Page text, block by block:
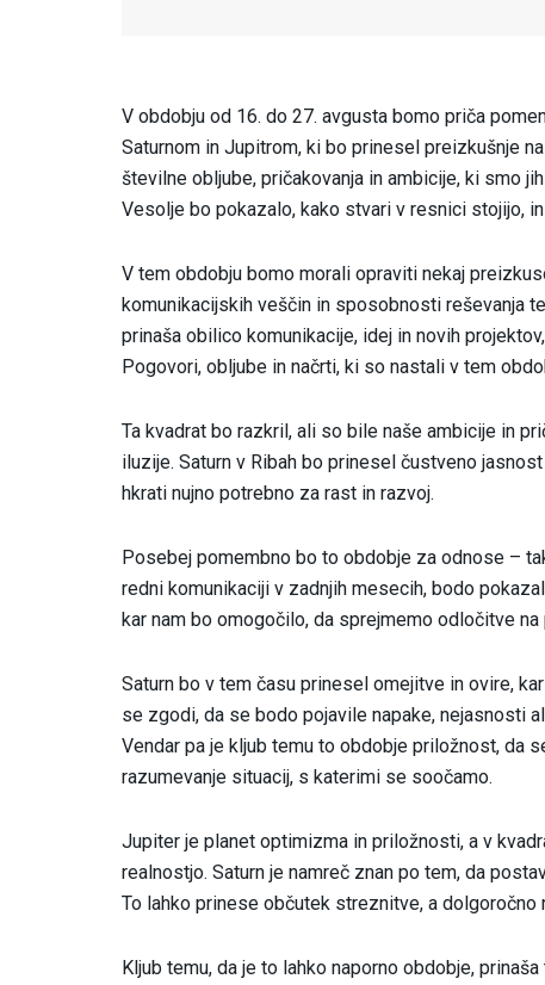
V obdobju od 16. do 27. avgusta bomo priča
Saturnom in Jupitrom, ki bo prinesel preizkušnje
številne obljube, pričakovanja in ambicije, ki smo
Vesolje bo pokazalo, kako stvari v resnici stojijo,
V tem obdobju bomo morali opraviti nekaj
komunikacijskih veščin in sposobnosti reševanja
prinaša obilico komunikacije, idej in novih
Pogovori, obljube in načrti, ki so nastali v tem
Ta kvadrat bo razkril, ali so bile naše ambicije in
iluzije. Saturn v Ribah bo prinesel čustveno
hkrati nujno potrebno za rast in razvoj.
Posebej pomembno bo to obdobje za odnose –
redni komunikaciji v zadnjih mesecih, bodo
kar nam bo omogočilo, da sprejmemo odločitve
Saturn bo v tem času prinesel omejitve in ovire,
se zgodi, da se bodo pojavile napake, nejasnosti
Vendar pa je kljub temu to obdobje priložnost, da
razumevanje situacij, s katerimi se soočamo.
Jupiter je planet optimizma in priložnosti, a v
realnostjo. Saturn je namreč znan po tem, da
To lahko prinese občutek streznitve, a
Kljub temu, da je to lahko naporno obdobje,